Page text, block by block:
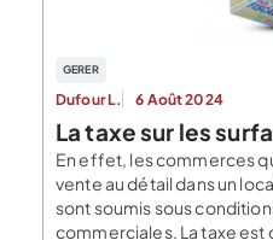
GERER
Dufour L. 6 Août 2024
La taxe sur les
En effet, les commerces
vente au détail dans un
sont soumis sous
commerciales. La taxe